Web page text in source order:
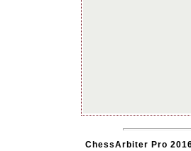
ChessArbiter Pro